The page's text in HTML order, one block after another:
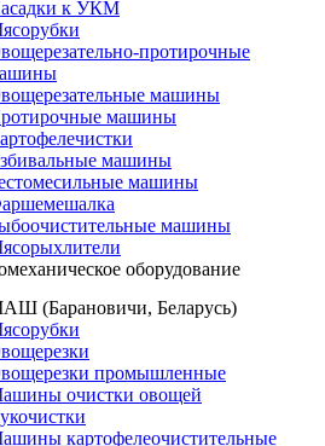
к УКМ
протирочные
машины
машины
машины
машины
машины
оборудование
(Барановичи, Беларусь)
промышленные
очистки овощей
картофелеочистительные